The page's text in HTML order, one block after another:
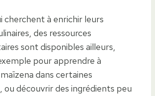
cherchent à enrichir leurs
des ressources
sont disponibles ailleurs,
pour apprendre à
dans certaines
ou découvrir des ingrédients peu